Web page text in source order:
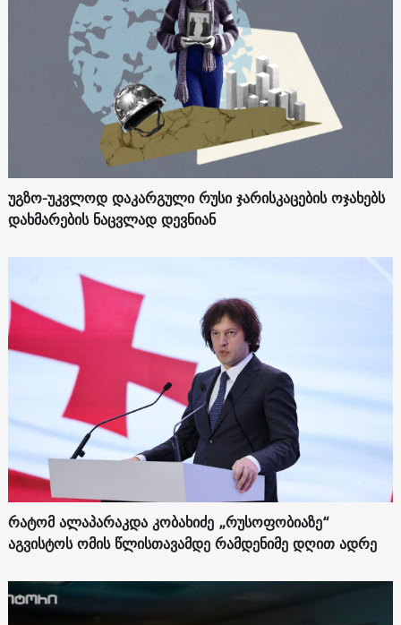
უგზო-უკვლოდ დაკარგული რუსი ჯარისკაცების ოჯახებს
დახმარების ნაცვლად დევნიან
რატომ ალაპარაკდა კობახიძე „რუსოფობიაზე“
აგვისტოს ომის წლისთავამდე რამდენიმე დღით ადრე